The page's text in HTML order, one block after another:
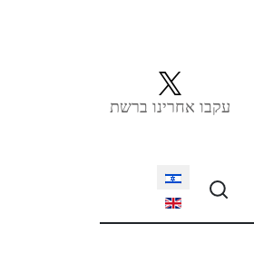
עקבו אחרינו ברשת
Select your language